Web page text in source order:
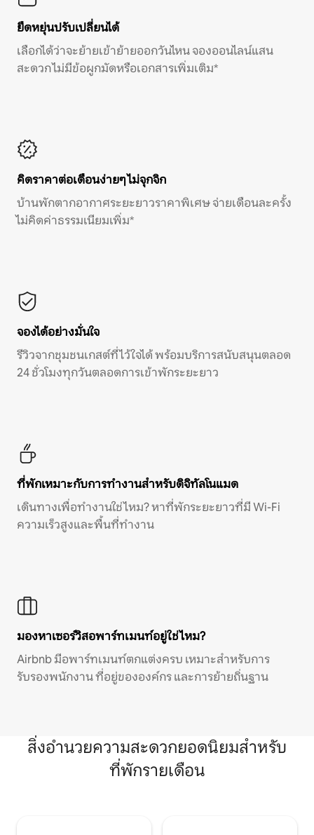
ยืดหยุ่นปรับเปลี่ยนได้
เลือกได้ว่าจะย้ายเข้าย้ายออกวันไหน จองออนไลน์แสน
สะดวก ไม่มีข้อผูกมัดหรือเอกสารเพิ่มเติม*
คิดราคาต่อเดือนง่ายๆ ไม่จุกจิก
บ้านพักตากอากาศระยะยาวราคาพิเศษ จ่ายเดือนละครั้ง
ไม่คิดค่าธรรมเนียมเพิ่ม*
จองได้อย่างมั่นใจ
รีวิวจากชุมชนเกสต์ที่ไว้ใจได้ พร้อมบริการสนับสนุนตลอด
24 ชั่วโมงทุกวันตลอดการเข้าพักระยะยาว
ที่พักเหมาะกับการทำงานสำหรับดิจิทัลโนแมด
เดินทางเพื่อทำงานใช่ไหม? หาที่พักระยะยาวที่มี Wi-Fi
ความเร็วสูงและพื้นที่ทำงาน
มองหาเซอร์วิสอพาร์ทเมนท์อยู่ใช่ไหม?
Airbnb มีอพาร์ทเมนท์ตกแต่งครบ เหมาะสำหรับการ
รับรองพนักงาน ที่อยู่ขององค์กร และการย้ายถิ่นฐาน
สิ่งอำนวยความสะดวกยอดนิยมสำหรับ
ที่พักรายเดือน